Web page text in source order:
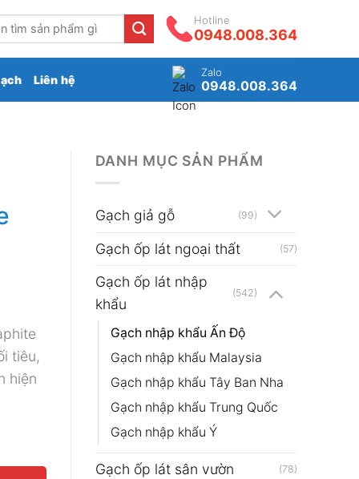
Hotline
0948.008.364
Liên hệ
Zalo
0948.008.364
DANH MỤC SẢN PHẨM
Gạch giả gỗ (99)
Gạch ốp lát ngoại thất (57)
Gạch ốp lát nhập
khẩu
(542)
Gạch nhập khẩu Ấn Độ
Gạch nhập khẩu Malaysia
Gạch nhập khẩu Tây Ban Nha
Gạch nhập khẩu Trung Quốc
Gạch nhập khẩu Ý
Gạch ốp lát sân vườn (78)
tiêu,
hiện
Black số lượng